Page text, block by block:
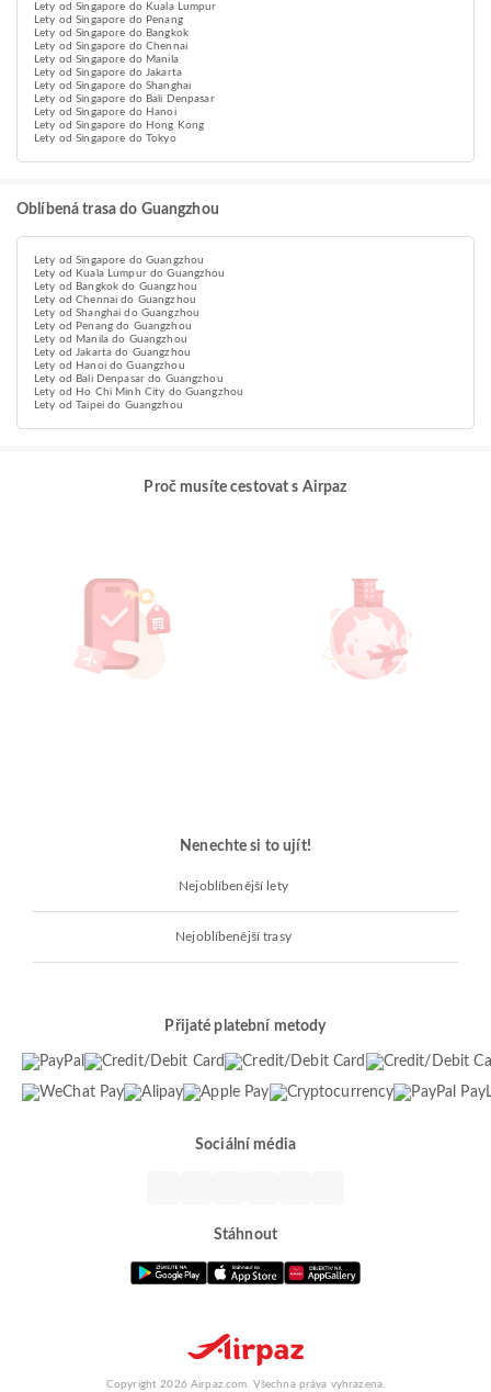
Lety od Singapore do Kuala Lumpur
Lety od Singapore do Penang
Lety od Singapore do Bangkok
Lety od Singapore do Chennai
Lety od Singapore do Manila
Lety od Singapore do Jakarta
Lety od Singapore do Shanghai
Lety od Singapore do Bali Denpasar
Lety od Singapore do Hanoi
Lety od Singapore do Hong Kong
Lety od Singapore do Tokyo
Oblíbená trasa do Guangzhou
Lety od Singapore do Guangzhou
Lety od Kuala Lumpur do Guangzhou
Lety od Bangkok do Guangzhou
Lety od Chennai do Guangzhou
Lety od Shanghai do Guangzhou
Lety od Penang do Guangzhou
Lety od Manila do Guangzhou
Lety od Jakarta do Guangzhou
Lety od Hanoi do Guangzhou
Lety od Bali Denpasar do Guangzhou
Lety od Ho Chi Minh City do Guangzhou
Lety od Taipei do Guangzhou
Proč musíte cestovat s Airpaz
Nenechte si to ujít!
Nejoblíbenější lety
Nejoblíbenější trasy
Přijaté platební metody
Sociální média
Stáhnout
Copyright 2026 Airpaz.com. Všechna práva vyhrazena.